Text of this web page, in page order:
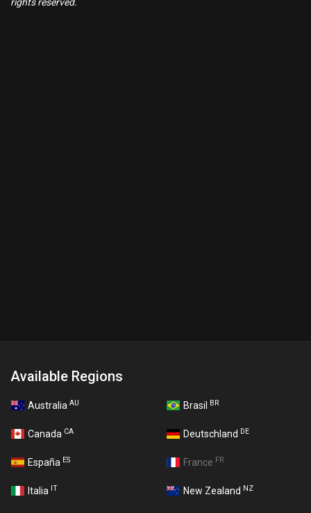
Available Regions
Australia AU Brasil BR
Canada CA Deutschland DE
España ES France FR
Italia IT New Zealand NZ